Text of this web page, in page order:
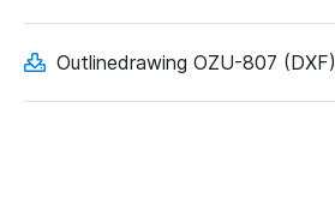
Outlinedrawing OZU-807 (DXF)